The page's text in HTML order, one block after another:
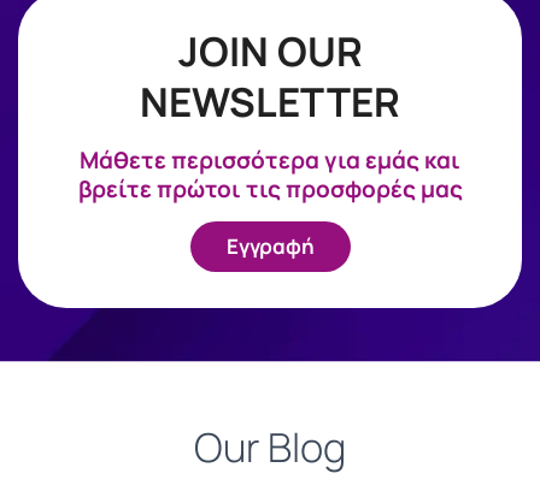
JOIN OUR
NEWSLETTER
Mάθετε περισσότερα για εμάς και
βρείτε πρώτοι τις προσφορές μας
Εγγραφή
Our Blog